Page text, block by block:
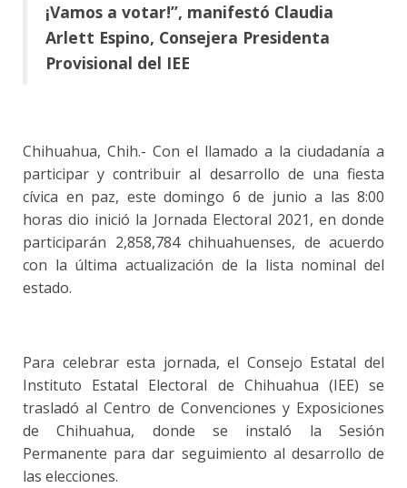
¡Vamos a votar!”, manifestó Claudia
Arlett Espino, Consejera Presidenta
Provisional del IEE
Chihuahua, Chih.- Con el llamado a la ciudadanía a
participar y contribuir al desarrollo de una fiesta
cívica en paz, este domingo 6 de junio a las 8:00
horas dio inició la Jornada Electoral 2021, en donde
participarán 2,858,784 chihuahuenses, de acuerdo
con la última actualización de la lista nominal del
estado.
Para celebrar esta jornada, el Consejo Estatal del
Instituto Estatal Electoral de Chihuahua (IEE) se
trasladó al Centro de Convenciones y Exposiciones
de Chihuahua, donde se instaló la Sesión
Permanente para dar seguimiento al desarrollo de
las elecciones.